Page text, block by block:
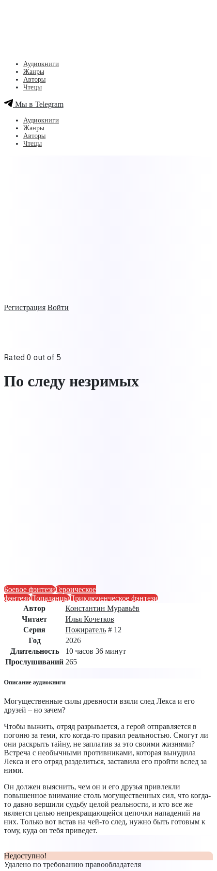
Регистрация Войти
Аудиокниги
Жанры
Авторы
Чтецы
Мы в Telegram
Аудиокниги
Жанры
Авторы
Чтецы
Rated 0 out of 5
По следу незримых
Боевое фэнтезиГероическое
фэнтезиПопаданцыПриключенческое фэнтези
Автор
Константин Муравьёв
Читает
Илья Кочетков
Серия
Пожиратель # 12
Год
2026
Длительность
10 часов 36 минут
Прослушиваний 265
Описание аудиокниги
Могущественные силы древности взяли след Лекса и его
друзей – но зачем?
Чтобы выжить, отряд разрывается, а герой отправляется в
погоню за теми, кто когда-то правил реальностью. Смогут ли
они раскрыть тайну, не заплатив за это своими жизнями?
Встреча с необычными противниками, которая вынудила
Лекса и его отряд разделиться, заставила его пройти вслед за
ними.
Он должен выяснить, чем он и его друзья привлекли
повышенное внимание столь могущественных сил, что когда-
то давно вершили судьбу целой реальности, и кто все же
является целью непрекращающейся цепочки нападений на
них. Только вот встав на чей-то след, нужно быть готовым к
тому, куда он тебя приведет.
Недоступно!
Удалено по требованию правообладателя